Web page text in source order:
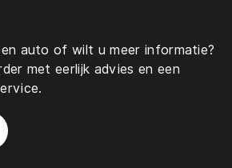
auto of wilt u meer informatie?
met eerlijk advies en een